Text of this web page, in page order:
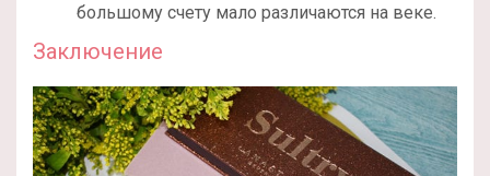
большому счету мало различаются на веке.
Заключение